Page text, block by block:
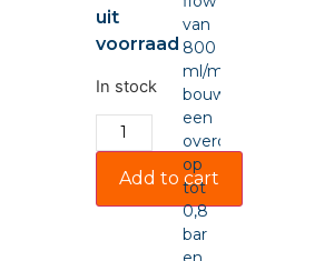
uit
voorraad
In stock
Add to cart
van
800
ml/min,
bouwt
een
overdruk
op
tot
0,8
bar